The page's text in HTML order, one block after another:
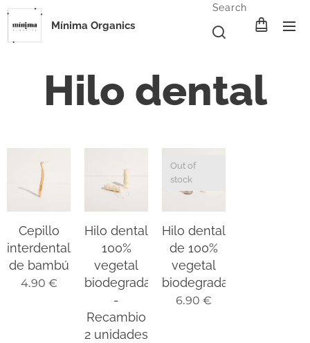
Mínima Organics
Search
Hilo dental
Cepillo
interdental
de bambú
4.90 €
Hilo dental
100%
vegetal
biodegradable
-
Recambio
2 unidades
Hilo dental
de 100%
vegetal
biodegradable
Out of
stock
6.90 €